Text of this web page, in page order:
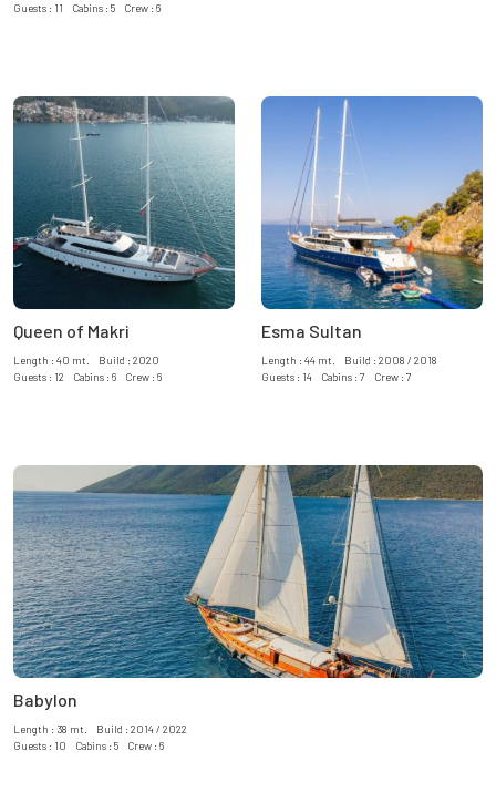
Guests : 11 Cabins : 5 Crew : 6
Queen of Makri
Length : 40 mt. Build : 2020
Guests : 12 Cabins : 6 Crew : 6
Esma Sultan
Length : 44 mt. Build : 2008 / 2018
Guests : 14 Cabins : 7 Crew : 7
Babylon
Length : 38 mt. Build : 2014 / 2022
Guests : 10 Cabins : 5 Crew : 6